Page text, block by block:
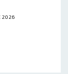
2026